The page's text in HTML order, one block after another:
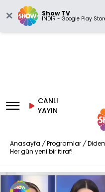
Show TV
İNDİR - Google Play
CANLI
YAYIN
Anasayfa / Programlar /
Her gün yeni bir itiraf!